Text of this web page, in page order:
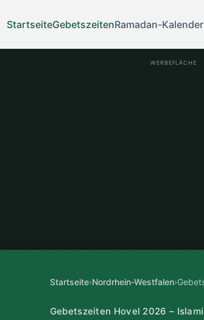
StartseiteGebetszeitenRamadan-
WERBEFLÄCHE
Startseite›Nordrhein-Westfalen›
Gebetszeiten Hovel 2026 –